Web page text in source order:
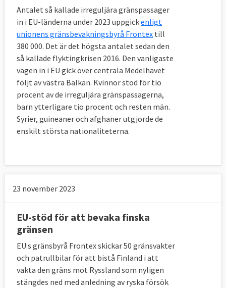
Antalet så kallade irreguljära gränspassager
in i EU-länderna under 2023 uppgickenligt
unionens gränsbevakningsbyrå Frontex till
380 000. Det är det högsta antalet sedan den
så kallade flyktingkrisen 2016. Den vanligaste
vägen in i EU gick över centrala Medelhavet
följt av västra Balkan. Kvinnor stod för tio
procent av de irreguljära gränspassagerna,
barn ytterligare tio procent och resten män.
Syrier, guineaner och afghaner utgjorde de
enskilt största nationaliteterna.
23 november 2023
EU-stöd för att bevaka finska
gränsen
EU:s gränsbyrå Frontex skickar 50 gränsvakter
och patrullbilar för att bistå Finland i att
vakta den gräns mot Ryssland som nyligen
stängdes ned med anledning av ryska försök